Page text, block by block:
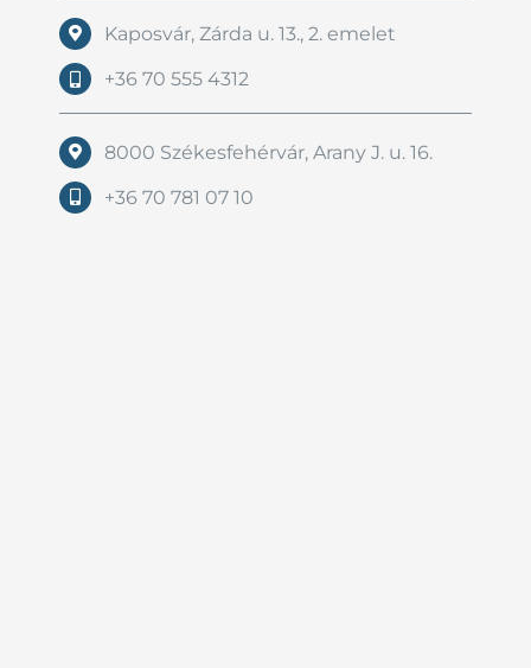
Kaposvár, Zárda u. 13., 2. emelet
+36 70 555 4312
8000 Székesfehérvár, Arany J. u. 16.
+36 70 781 07 10